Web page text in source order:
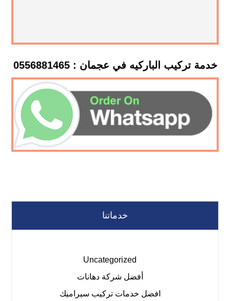
خدمة تركيب الباركيه في عجمان : 0556881465
خدماتنا
Uncategorized
أفضل شركة دهانات
افضل خدمات تركيب سيراميك